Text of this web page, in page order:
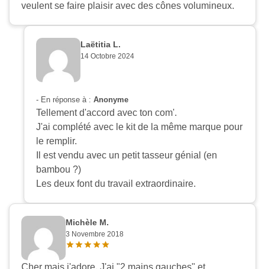
veulent se faire plaisir avec des cônes volumineux.
Laëtitia L.
14 Octobre 2024
- En réponse à : Anonyme
Tellement d'accord avec ton com'.
J'ai complété avec le kit de la même marque pour
le remplir.
Il est vendu avec un petit tasseur génial (en
bambou ?)
Les deux font du travail extraordinaire.
Michèle M.
3 Novembre 2018